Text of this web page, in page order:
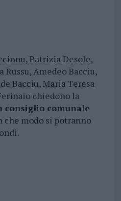
Patrizia Desole,
Amedeo Bacciu,
Bacciu, Maria Teresa
chiedono la
consiglio comunale
modo si potranno